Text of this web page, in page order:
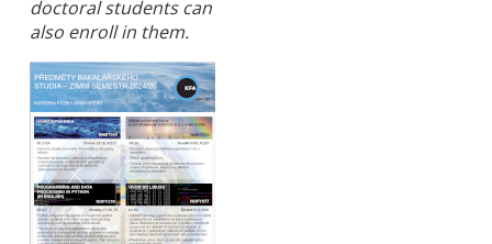
doctoral students can
also enroll in them.